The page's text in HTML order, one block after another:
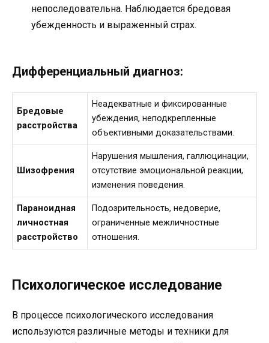
непоследовательна. Наблюдается бредовая
убежденность и выраженный страх.
Дифференциальный диагноз:
Бредовые
расстройства
Неадекватные и фиксированные
убеждения, неподкрепленные
объективными доказательствами.
Шизофрения
Нарушения мышления, галлюцинации,
отсутствие эмоциональной реакции,
изменения поведения.
Параноидная
личностная
расстройство
Подозрительность, недоверие,
ограниченные межличностные
отношения.
Психологическое исследование
В процессе психологического исследования
используются различные методы и техники для